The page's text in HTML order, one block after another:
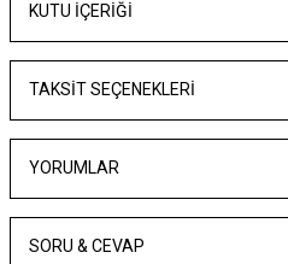
KUTU İÇERİĞİ
TAKSIT SEÇENEKLERI
YORUMLAR
SORU & CEVAP